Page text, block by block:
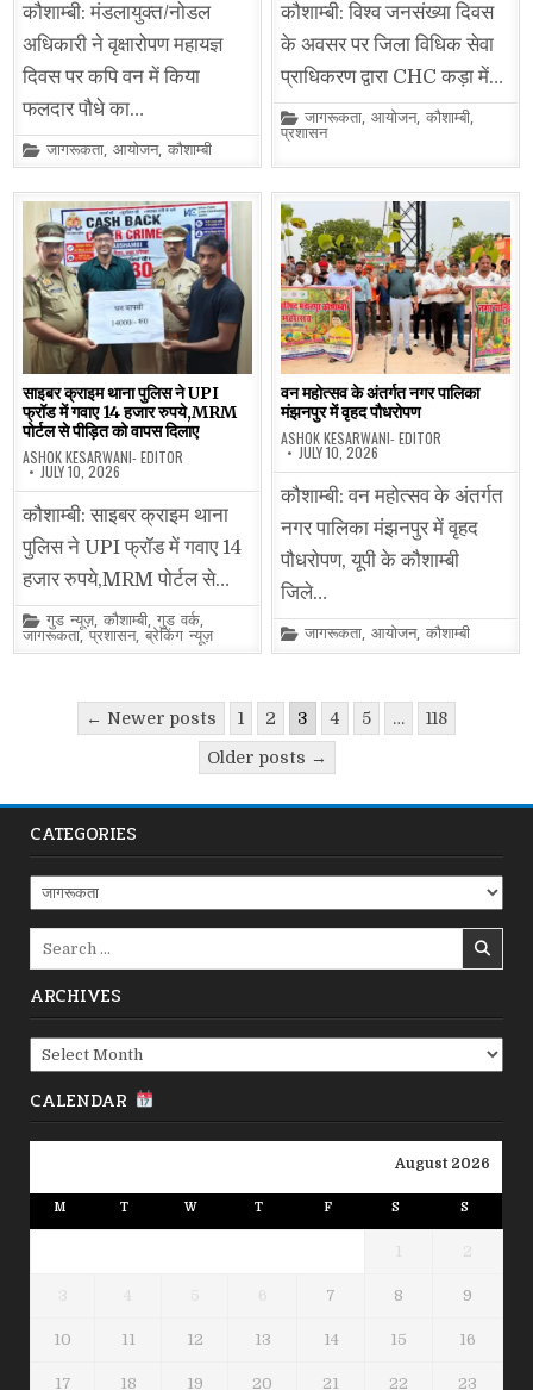
कौशाम्बी: मंडलायुक्त/नोडल
अधिकारी ने वृक्षारोपण महायज्ञ
दिवस पर कपि वन में किया
फलदार पौधे का…
Posted
in
जागरूकता,आयोजन,कौशाम्बी
कौशाम्बी: विश्व जनसंख्या दिवस
के अवसर पर जिला विधिक सेवा
प्राधिकरण द्वारा CHC कड़ा में…
Posted
in
जागरूकता,आयोजन,कौशाम्बी,
प्रशासन
साइबर क्राइम थाना पुलिस ने UPI
फ्रॉड में गवाए 14 हजार रुपये,MRM
पोर्टल से पीड़ित को वापस दिलाए
ASHOK KESARWANI- EDITOR
JULY 10, 2026
कौशाम्बी: साइबर क्राइम थाना
पुलिस ने UPI फ्रॉड में गवाए 14
हजार रुपये,MRM पोर्टल से…
Posted
in
गुड न्यूज़,कौशाम्बी,गुड वर्क,
जागरूकता,प्रशासन,ब्रेकिंग न्यूज़
वन महोत्सव के अंतर्गत नगर पालिका
मंझनपुर में वृहद पौधरोपण
ASHOK KESARWANI- EDITOR
JULY 10, 2026
कौशाम्बी: वन महोत्सव के अंतर्गत
नगर पालिका मंझनपुर में वृहद
पौधरोपण, यूपी के कौशाम्बी
जिले…
Posted
in
जागरूकता,आयोजन,कौशाम्बी
Posts
pagination
← Newer posts 1 2 3 4 5 … 118
Older posts →
CATEGORIES
Categories
ARCHIVES
Archives
CALENDAR
August 2026
M T W T F S S
1 2
3 4 5 6 7 8 9
10 11 12 13 14 15 16
17 18 19 20 21 22 23